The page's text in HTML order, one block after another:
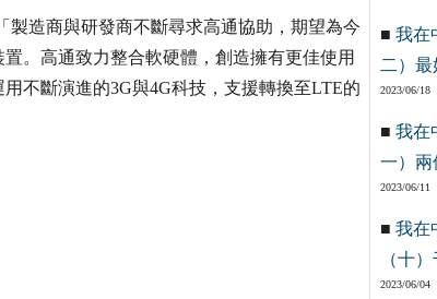
製造商與研發商不斷尋求高通協助，期望為今
。高通致力整合軟硬體，創造擁有更佳使用
不斷演進的3G與4G科技，支援轉換至LTE的
■ 我在
二）
2023/06/18
■ 我在
一）兩
2023/06/11
■ 我在
（十
2023/06/04